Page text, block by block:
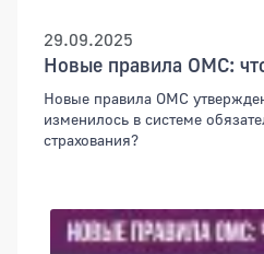
29.09.2025
Новые правила ОМС:
Новые правила ОМС
изменилось в системе
страхования?